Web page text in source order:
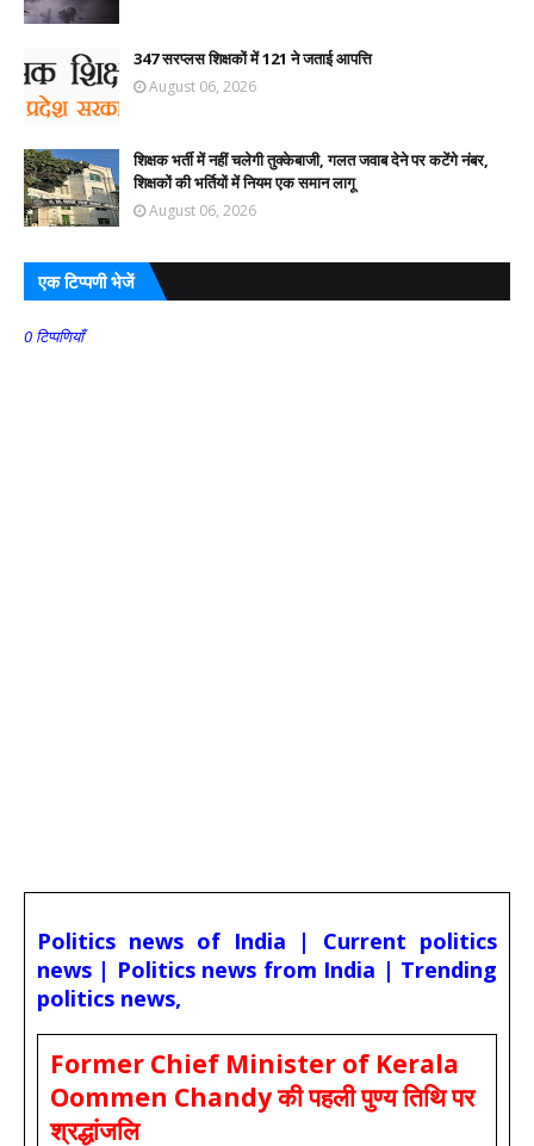
347 सरप्लस शिक्षकों में 121 ने जताई आपत्ति
August 06, 2026
शिक्षक भर्ती में नहीं चलेगी तुक्केबाजी, गलत जवाब देने पर कटेंगे नंबर,
शिक्षकों की भर्तियों में नियम एक समान लागू
August 06, 2026
एक टिप्पणी भेजें
0 टिप्पणियाँ
Politics news of India | Current politics
news | Politics news from India | Trending
politics news,
Former Chief Minister of Kerala
Oommen Chandy की पहली पुण्य तिथि पर
श्रद्धांजलि